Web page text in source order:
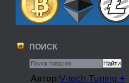
ПОИСК
Автор:V-tech Tuning +